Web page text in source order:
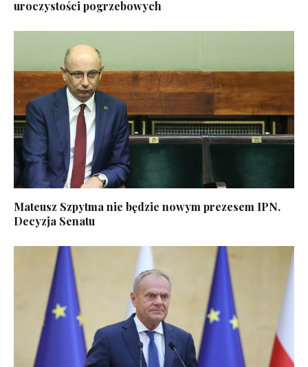
uroczystości pogrzebowych
Mateusz Szpytma nie będzie nowym prezesem IPN.
Decyzja Senatu